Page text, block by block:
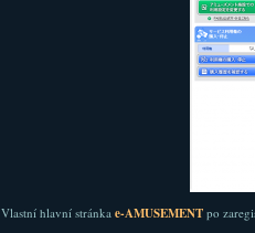
Vlastní hlavní stránkae-AMUSEMENTpo